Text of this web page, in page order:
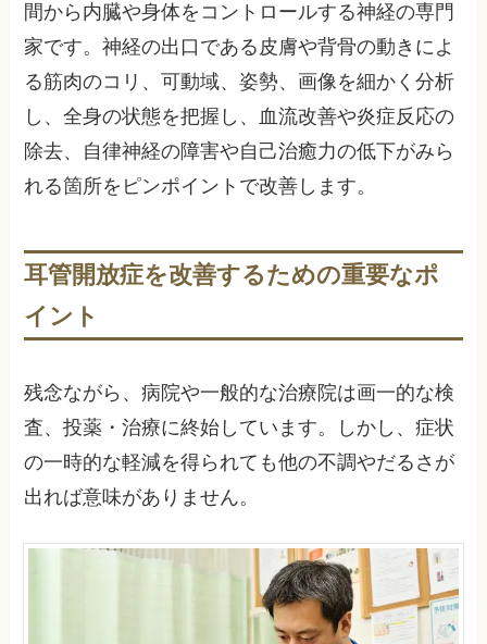
間から内臓や身体をコントロールする神経の専門
家です。神経の出口である皮膚や背骨の動きによ
る筋肉のコリ、可動域、姿勢、画像を細かく分析
し、全身の状態を把握し、血流改善や炎症反応の
除去、自律神経の障害や自己治癒力の低下がみら
れる箇所をピンポイントで改善します。
耳管開放症を改善するための重要なポ
イント
残念ながら、病院や一般的な治療院は画一的な検
査、投薬・治療に終始しています。しかし、症状
の一時的な軽減を得られても他の不調やだるさが
出れば意味がありません。